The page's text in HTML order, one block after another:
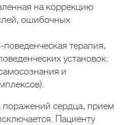
на коррекцию
ошибочных
терапия,
установок:
и
поражений сердца, прием
Пациенту